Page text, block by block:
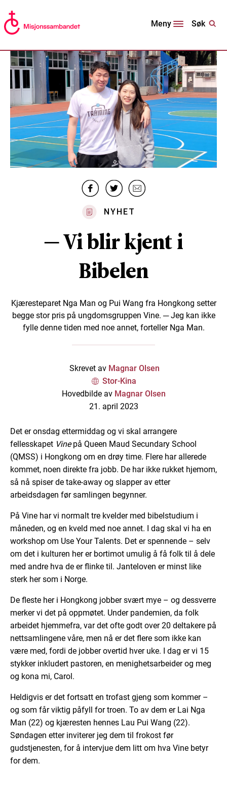
Meny Søk
NYHET
─ Vi blir kjent i
Bibelen
Kjæresteparet Nga Man og Pui Wang fra Hongkong setter
begge stor pris på ungdomsgruppen Vine. ─ Jeg kan ikke
fylle denne tiden med noe annet, forteller Nga Man.
Skrevet av Magnar Olsen
Stor-Kina
Hovedbilde av Magnar Olsen
21. april 2023
Det er onsdag ettermiddag og vi skal arrangere
fellesskapet Vinepå Queen Maud Secundary School
(QMSS) i Hongkong om en drøy time. Flere har allerede
kommet, noen direkte fra jobb. De har ikke rukket hjemom,
så nå spiser de take-away og slapper av etter
arbeidsdagen før samlingen begynner.
På Vine har vi normalt tre kvelder med bibelstudium i
måneden, og en kveld med noe annet. I dag skal vi ha en
workshop om Use Your Talents. Det er spennende – selv
om det i kulturen her er bortimot umulig å få folk til å dele
med andre hva de er flinke til. Janteloven er minst like
sterk her som i Norge.
De fleste her i Hongkong jobber svært mye – og dessverre
merker vi det på oppmøtet. Under pandemien, da folk
arbeidet hjemmefra, var det ofte godt over 20 deltakere på
nettsamlingene våre, men nå er det flere som ikke kan
være med, fordi de jobber overtid hver uke. I dag er vi 15
stykker inkludert pastoren, en menighetsarbeider og meg
og kona mi, Carol.
Heldigvis er det fortsatt en trofast gjeng som kommer –
og som får viktig påfyll for troen. To av dem er Lai Nga
Man (22) og kjæresten hennes Lau Pui Wang (22).
Søndagen etter inviterer jeg dem til frokost før
gudstjenesten, for å intervjue dem litt om hva Vine betyr
for dem.